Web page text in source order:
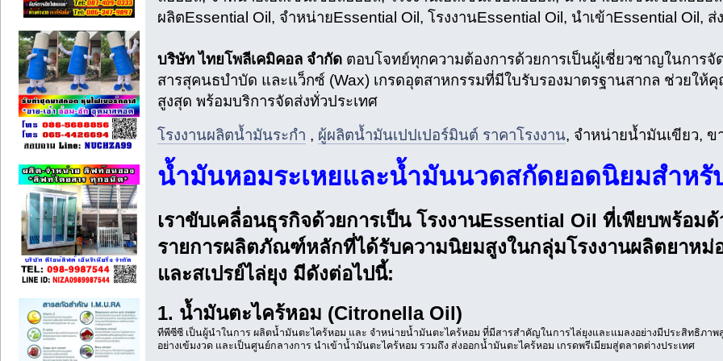
ผลิตEssential Oil, จำหน่ายEssential Oil, โรงงานEssential Oil, นำเข้าEssential Oil, ส่
บริษัท ไทยโพลีเคมิคอล จำกัดตอบโจทย์ทุกความต้องการด้วยการเป็นผู้เชี่ยวชาญในการจั
สารสุคนธบำบัด และแว็กซ์ (Wax) เกรดอุตสาหกรรมที่มีใบรับรองมาตรฐานสากล ช่วยใ
สูงสุด พร้อมบริการจัดส่งทั่วประเทศ
โรงงานผลิตน้ำมันระกำ , ผู้ผลิตน้ำมันเปปเปอร์มินต์ ราคาโรงงาน, จำหน่ายน้ำมันเขียว,
น้ำมันหอมระเหยและน้ำมันนวดสกัดยอดนิยมสำหรั
เราขับเคลื่อนธุรกิจด้วยการเป็น โรงงานEssential Oil ที่เพียบพร้อ
รายการผลิตภัณฑ์หลักที่ได้รับความนิยมสูงในกลุ่มโรงงานผลิตยาหม่
และสเปรย์ไล่ยุง มีดังต่อไปนี้:
1. น้ำมันตะไคร้หอม (Citronella Oil)
ทีพีซีซี เป็นผู้นำในการ ผลิตน้ำมันตะไคร้หอม และ จำหน่ายน้ำมันตะไคร้หอม ที่มีสารสำคัญในการไล่ยุงและแมลงอย่างมีประสิทธิภาพ
อย่างเข้มงวด และเป็นศูนย์กลางการ นำเข้าน้ำมันตะไคร้หอม รวมถึง ส่งออกน้ำมันตะไคร้หอม เกรดพรีเมียมสู่ตลาดต่างประเทศ